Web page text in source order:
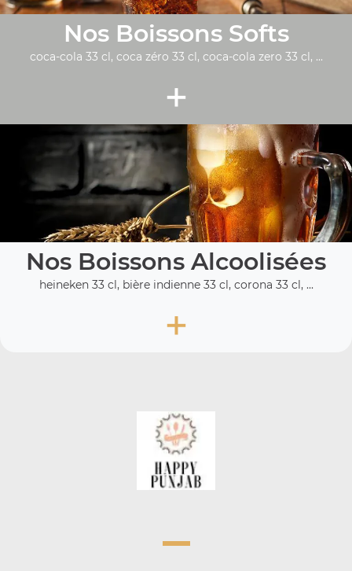
Nos Boissons Softs
coca-cola 33 cl, coca zéro 33 cl, coca-cola zero 33 cl, ...
+
Nos Boissons Alcoolisées
heineken 33 cl, bière indienne 33 cl, corona 33 cl, ...
+